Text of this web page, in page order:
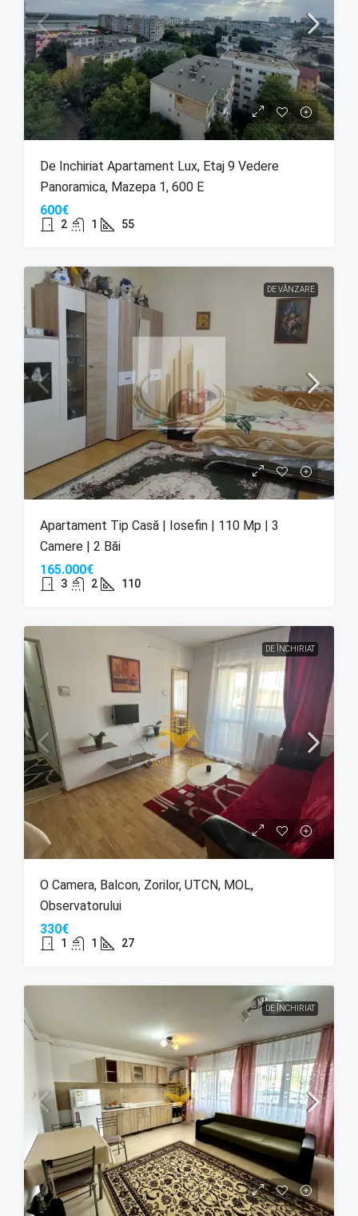
De Inchiriat Apartament Lux, Etaj 9 Vedere
Panoramica, Mazepa 1, 600 E
600€
2 1 55
DE VÂNZARE
Apartament Tip Casă | Iosefin | 110 Mp | 3
Camere | 2 Băi
165.000€
3 2 110
DE ÎNCHIRIAT
O Camera, Balcon, Zorilor, UTCN, MOL,
Observatorului
330€
1 1 27
DE ÎNCHIRIAT